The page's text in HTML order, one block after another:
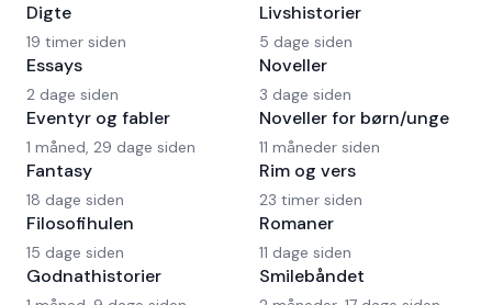
Digte
19 timer siden
Essays
2 dage siden
Eventyr og fabler
1 måned, 29 dage siden
Fantasy
18 dage siden
Filosofihulen
15 dage siden
Godnathistorier
Livshistorier
5 dage siden
Noveller
3 dage siden
Noveller for børn/unge
11 måneder siden
Rim og vers
23 timer siden
Romaner
11 dage siden
Smilebåndet